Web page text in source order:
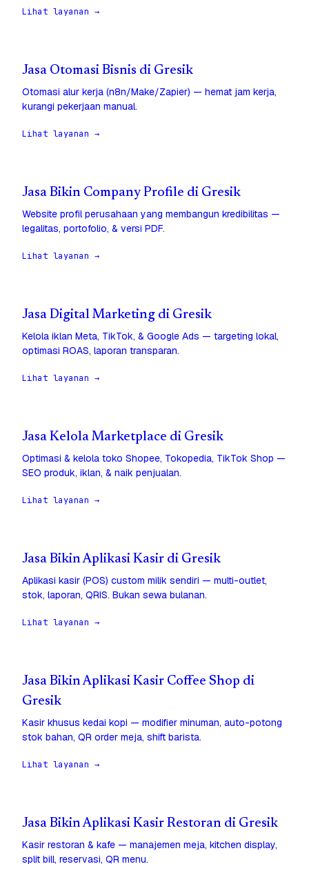
Lihat layanan →
Jasa Otomasi Bisnis di Gresik
Otomasi alur kerja (n8n/Make/Zapier) — hemat jam kerja,
kurangi pekerjaan manual.
Lihat layanan →
Jasa Bikin Company Profile di Gresik
Website profil perusahaan yang membangun kredibilitas —
legalitas, portofolio, & versi PDF.
Lihat layanan →
Jasa Digital Marketing di Gresik
Kelola iklan Meta, TikTok, & Google Ads — targeting lokal,
optimasi ROAS, laporan transparan.
Lihat layanan →
Jasa Kelola Marketplace di Gresik
Optimasi & kelola toko Shopee, Tokopedia, TikTok Shop —
SEO produk, iklan, & naik penjualan.
Lihat layanan →
Jasa Bikin Aplikasi Kasir di Gresik
Aplikasi kasir (POS) custom milik sendiri — multi-outlet,
stok, laporan, QRIS. Bukan sewa bulanan.
Lihat layanan →
Jasa Bikin Aplikasi Kasir Coffee Shop di
Gresik
Kasir khusus kedai kopi — modifier minuman, auto-potong
stok bahan, QR order meja, shift barista.
Lihat layanan →
Jasa Bikin Aplikasi Kasir Restoran di Gresik
Kasir restoran & kafe — manajemen meja, kitchen display,
split bill, reservasi, QR menu.